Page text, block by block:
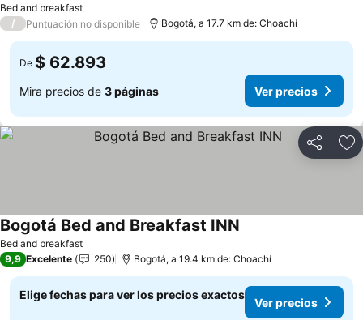
Bed and breakfast
/ Puntuación no disponible Bogotá, a 17.7 km de: Choachí
De $ 62.893
Mira precios de 3 páginas Ver precios
Compartir
Bed and breakfast
Bogotá Bed and Breakfast INN
9,9 Excelente 250 Bogotá, a 19.4 km de: Choachí
Elige fechas para ver los precios exactos
Ver precios